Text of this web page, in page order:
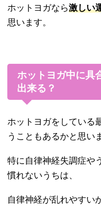
ホットヨガなら激しい
思います。
ホットヨガ中に具
出来る？
ホットヨガをしている
うこともあるかと思い
特に自律神経失調症や
慣れないうちは、
自律神経が乱れやすい